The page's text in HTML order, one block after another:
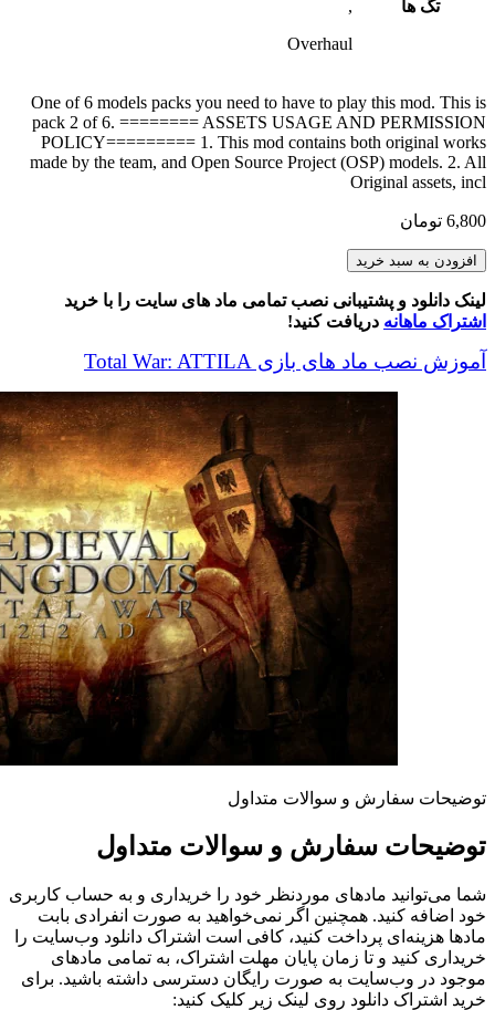
تگ ها
,
Overhaul
One of 6 models packs you need to have to play this mod. This is
pack 2 of 6. ======== ASSETS USAGE AND PERMISSION
POLICY========= 1. This mod contains both original works
made by the team, and Open Source Project (OSP) models. 2. All
Original assets, incl
6,800 تومان
Medieval
Kingdoms
1212
AD
Models
Pack
2
افزودن به سبد خرید
لینک دانلود و پشتیبانی نصب تمامی ماد های سایت را با خرید
اشتراک ماهانه دریافت کنید!
آموزش نصب ماد های بازی Total War: ATTILA
توضیحات سفارش و سوالات متداول
توضیحات سفارش و سوالات متداول
شما می‌توانید مادهای موردنظر خود را خریداری و به حساب کاربری
خود اضافه کنید. همچنین اگر نمی‌خواهید به صورت انفرادی بابت
مادها هزینه‌ای پرداخت کنید، کافی است اشتراک دانلود وب‌سایت را
خریداری کنید و تا زمان پایان مهلت اشتراک، به تمامی مادهای
موجود در وب‌سایت به صورت رایگان دسترسی داشته باشید. برای
خرید اشتراک دانلود روی لینک زیر کلیک کنید: